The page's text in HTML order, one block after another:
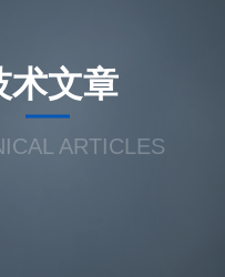
术文章
ARTICLES